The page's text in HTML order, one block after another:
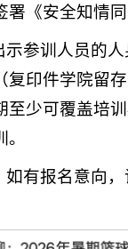
《安全知情同
示参训人员的
复印件学院留
至少可覆盖培
如有报名意向